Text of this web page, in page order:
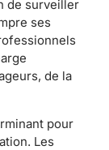
de surveiller
ses
de la
pour
Les